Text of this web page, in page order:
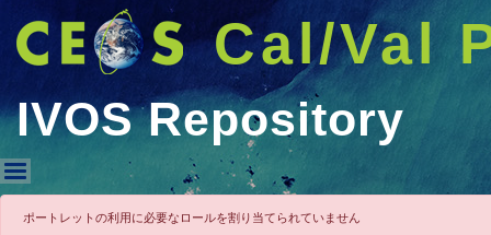
Cal/Val
IVOS Repository
IVOS Repository
ポートレットの利用に必要なロールを割り当てられていません